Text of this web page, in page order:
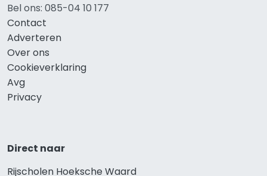
Bel ons: 085-04 10 177
Contact
Adverteren
Over ons
Cookieverklaring
Avg
Privacy
Direct naar
Rijscholen Hoeksche Waard